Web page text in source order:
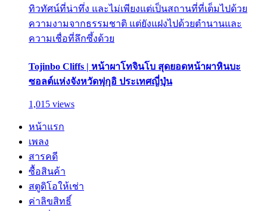
ทิวทัศน์ที่น่าทึ่ง และไม่เพียงแต่เป็นสถานที่ที่เต็มไปด้วย
ความงามจากธรรมชาติ แต่ยังแฝงไปด้วยตำนานและ
ความเชื่อที่ลึกซึ้งด้วย
Tojinbo Cliffs | หน้าผาโทจินโบ สุดยอดหน้าผาหินบะ
ซอลต์แห่งจังหวัดฟุกุอิ ประเทศญี่ปุ่น
1,015 views
หน้าแรก
เพลง
สารคดี
ซื้อสินค้า
สตูดิโอให้เช่า
ค่าลิขสิทธิ์